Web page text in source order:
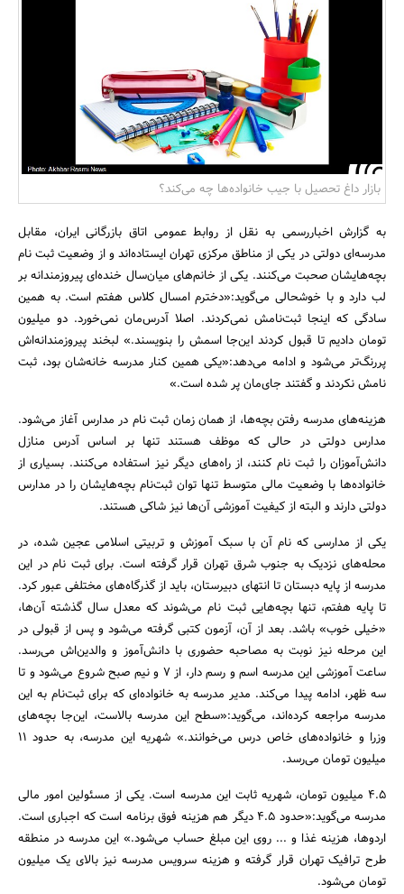
بازار داغ تحصیل با جیب خانواده‌ها چه می‌کند؟
به گزارش اخباررسمی به نقل از روابط عمومی اتاق بازرگانی ایران، مقابل
مدرسه‌ای دولتی در یکی از مناطق مرکزی تهران ایستاده‌اند و از وضعیت ثبت نام
بچه‌هایشان صحبت می‌کنند. یکی از خانم‌های میان‌سال خنده‌ای پیروزمندانه بر
لب دارد و با خوشحالی می‌گوید:«دخترم امسال کلاس هفتم است. به همین
سادگی که اینجا ثبت‌نامش نمی‌کردند. اصلا آدرس‌مان نمی‌خورد. دو میلیون
تومان دادیم تا قبول کردند این‌جا اسمش را بنویسند.» لبخند پیروزمندانه‌‌اش
پررنگ‌تر می‌شود و ادامه می‌دهد:«یکی همین کنار مدرسه خانه‌شان بود، ثبت
نامش نکردند و گفتند جای‌مان پر شده است.»
هزینه‌های مدرسه رفتن بچه‌ها، از همان زمان ثبت نام در مدارس آغاز می‌شود.
مدارس دولتی در حالی که موظف هستند تنها ­­­­بر اساس آدرس منازل
دانش‌آموزان را ثبت نام کنند، از راه‌های دیگر نیز استفاده می‌کنند. بسیاری از
خانواده‌ها با وضعیت مالی متوسط تنها توان ثبت‌نام بچه‌هایشان را در مدارس
دولتی دارند و البته از کیفیت آموزشی آن‌ها نیز شاکی هستند.
یکی از مدارسی که نام آن با سبک آموزش و تربیتی اسلامی عجین شده، در
محله‌های نزدیک به جنوب شرق تهران قرار گرفته است. برای ثبت نام در این
مدرسه از پایه دبستان تا انتهای دبیرستان، باید از گذرگاه‌های مختلفی عبور کرد.
تا پایه هفتم، تنها بچه‌هایی ثبت نام می‌شوند که معدل سال گذشته آن‌ها،
«خیلی خوب» باشد. بعد از آن، آزمون کتبی گرفته می‌شود و پس از قبولی در
این مرحله نیز نوبت به مصاحبه حضوری با دانش‌آموز و والدین‌اش می‌رسد.
ساعت آموزشی این مدرسه اسم و رسم دار، از 7 و نیم صبح شروع می‌شود و تا
سه ظهر، ادامه پیدا می‌کند. مدیر مدرسه به خانواده‌ای که برای ثبت‌نام به این
مدرسه مراجعه کرده‌اند، می‌گوید:«سطح این مدرسه بالاست، این‌جا بچه‌های
وزرا و خانواده‌های خاص درس می‌خوانند.» شهریه این مدرسه، به حدود 11
میلیون تومان می‌رسد.
4.5 میلیون تومان، شهریه ثابت این مدرسه است. یکی از مسئولین امور مالی
مدرسه می‌گوید:«حدود 4.5 دیگر هم هزینه فوق برنامه است که اجباری است.
اردوها، هزینه غذا و ... روی این مبلغ حساب می‌شود.» این مدرسه در منطقه
طرح ترافیک تهران قرار گرفته و هزینه سرویس مدرسه نیز بالای یک میلیون
تومان می‌شود.